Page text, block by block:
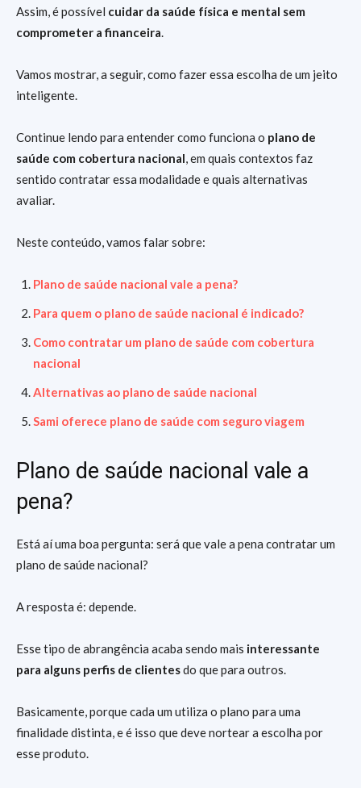
Assim, é possível cuidar da saúde física e mental sem
comprometer a financeira.
Vamos mostrar, a seguir, como fazer essa escolha de um jeito
inteligente.
Continue lendo para entender como funciona o plano de
saúde com cobertura nacional, em quais contextos faz
sentido contratar essa modalidade e quais alternativas
avaliar.
Neste conteúdo, vamos falar sobre:
Plano de saúde nacional vale a pena?
Para quem o plano de saúde nacional é indicado?
Como contratar um plano de saúde com cobertura
nacional
Alternativas ao plano de saúde nacional
Sami oferece plano de saúde com seguro viagem
Plano de saúde nacional vale a
pena?
Está aí uma boa pergunta: será que vale a pena contratar um
plano de saúde nacional?
A resposta é: depende.
Esse tipo de abrangência acaba sendo mais interessante
para alguns perfis de clientesdo que para outros.
Basicamente, porque cada um utiliza o plano para uma
finalidade distinta, e é isso que deve nortear a escolha por
esse produto.